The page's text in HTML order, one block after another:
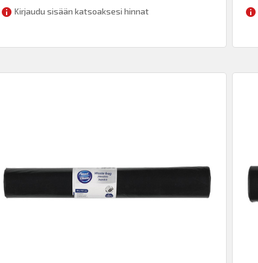
Kirjaudu sisään katsoaksesi hinnat